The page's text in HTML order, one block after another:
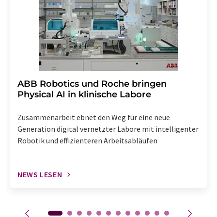
Abbestellung des entsprechenden Newsletters
enthalten.
​​​​​​​ABB Robotics und Roche bringen
Physical AI in klinische Labore
Zusammenarbeit ebnet den Weg für eine neue
Generation digital vernetzter Labore mit intelligenter
Robotik und effizienteren Arbeitsabläufen
NEWS LESEN